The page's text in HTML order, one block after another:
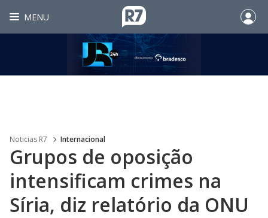
MENU
Noticias R7 Internacional
Grupos de oposição
intensificam crimes na
Síria, diz relatório da ONU